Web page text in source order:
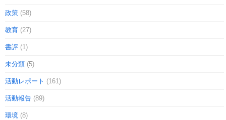
政策 (58)
教育 (27)
書評 (1)
未分類 (5)
活動レポート (161)
活動報告 (89)
環境 (8)